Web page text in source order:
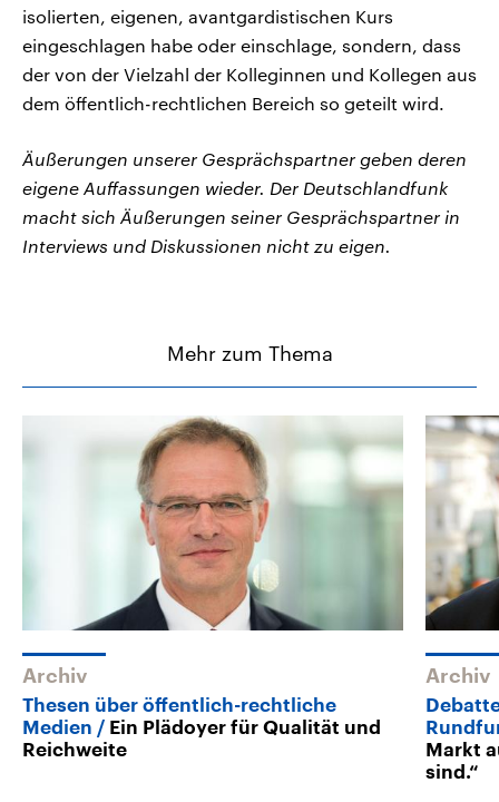
isolierten, eigenen, avantgardistischen Kurs
eingeschlagen habe oder einschlage, sondern, dass
der von der Vielzahl der Kolleginnen und Kollegen aus
dem öffentlich-rechtlichen Bereich so geteilt wird.
Äußerungen unserer Gesprächspartner geben deren
eigene Auffassungen wieder. Der Deutschlandfunk
macht sich Äußerungen seiner Gesprächspartner in
Interviews und Diskussionen nicht zu eigen.
Mehr zum Thema
Archiv
Thesen über öffentlich-rechtliche
Medien
Ein Plädoyer für Qualität und
Reichweite
Archiv
Markt
sind.“